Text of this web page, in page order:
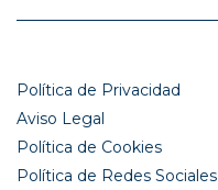
Política de Privacidad
Aviso Legal
Política de Cookies
Política de Redes Sociales